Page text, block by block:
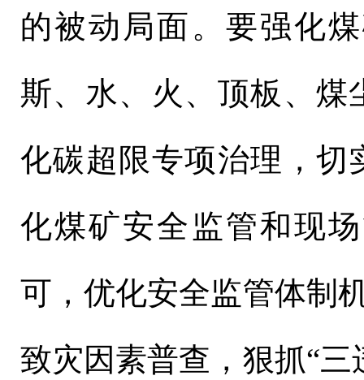
的被动局面。要强化
斯、水、火、顶板、煤
化碳超限专项治理，切
化煤矿安全监管和现
可，优化安全监管体制
致灾因素普查，狠抓“